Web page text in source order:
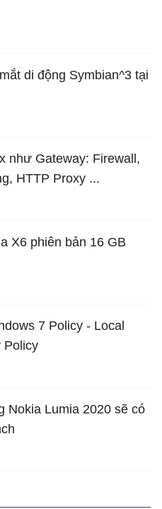
di động Symbian^3 tại
như Gateway: Firewall,
HTTP Proxy ...
X6 phiên bản 16 GB
7 Policy - Local
Policy
Nokia Lumia 2020 sẽ có